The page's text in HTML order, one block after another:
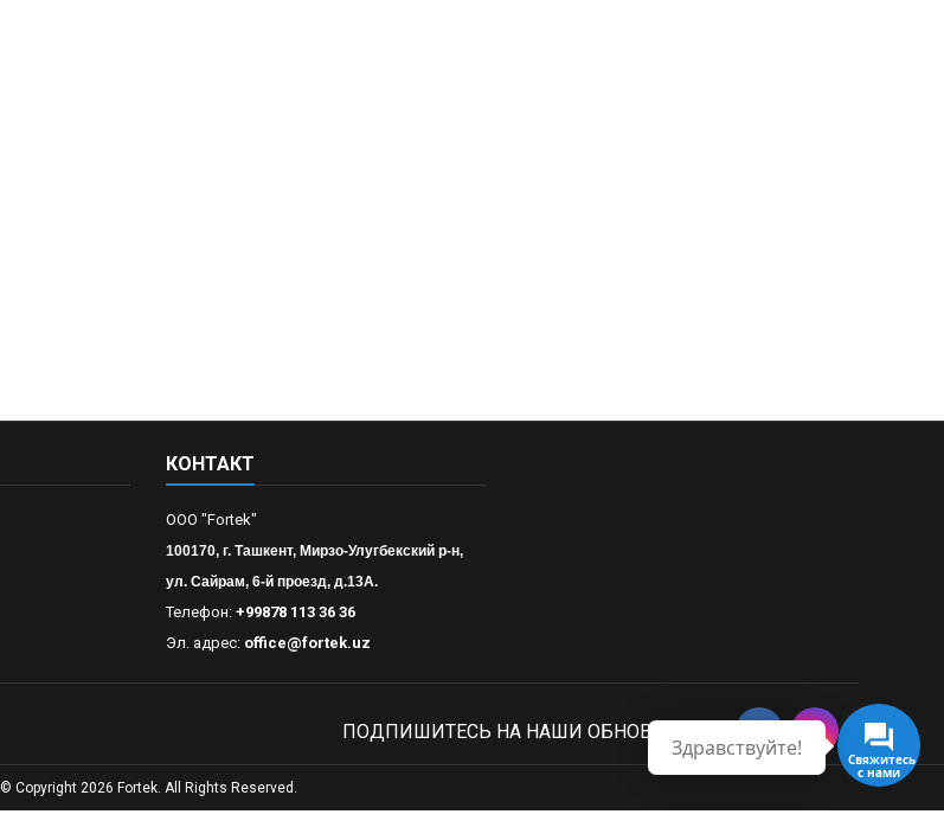
КОНТАКТ
OOO "Fortek"
100170, г. Ташкент, Мирзо-Улугбекский р-н,
ул. Сайрам, 6-й проезд, д.13А.
Телефон: +99878 113 36 36
Эл. адрес: office@fortek.uz
Здравствуйте!
ПОДПИШИТЕСЬ НА НАШИ ОБНОВЛЕНИЯ
© Copyright 2026 Fortek. All Rights Reserved.